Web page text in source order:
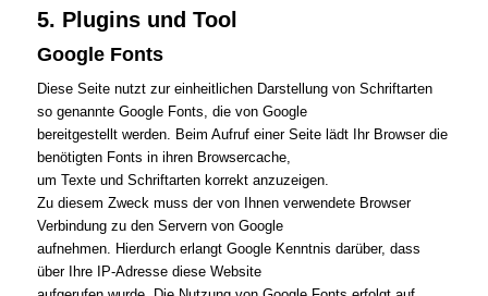
5. Plugins und Tool
Google Fonts
Diese Seite nutzt zur einheitlichen Darstellung von Schriftarten
so genannte Google Fonts, die von Google
bereitgestellt werden. Beim Aufruf einer Seite lädt Ihr Browser die
benötigten Fonts in ihren Browsercache,
um Texte und Schriftarten korrekt anzuzeigen.
Zu diesem Zweck muss der von Ihnen verwendete Browser
Verbindung zu den Servern von Google
aufnehmen. Hierdurch erlangt Google Kenntnis darüber, dass
über Ihre IP-Adresse diese Website